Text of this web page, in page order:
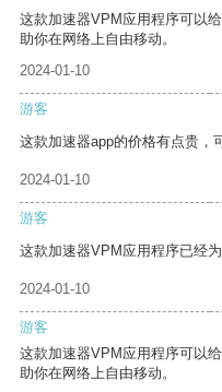
这款加速器VPM应用程序可以
助你在网络上自由移动。
2024-01-10
游客
这款加速器app的价格有点贵，
2024-01-10
游客
这款加速器VPM应用程序已经
2024-01-10
游客
这款加速器VPM应用程序可以
助你在网络上自由移动。